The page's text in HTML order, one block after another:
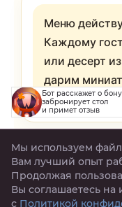
Меню
Каждому
или десерт
дарим
Бот расскажет о
забронирует стол
и примет отзыв
Мы используем
Вам лучший опыт
Продолжая
Вы соглашаетесь на
с Политикой